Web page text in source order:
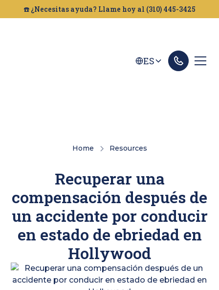
☎️ ¿Necesitas ayuda? Llame hoy al (310) 445-3425
ES
Home Resources
Recuperar una
compensación después de
un accidente por conducir
en estado de ebriedad en
Hollywood